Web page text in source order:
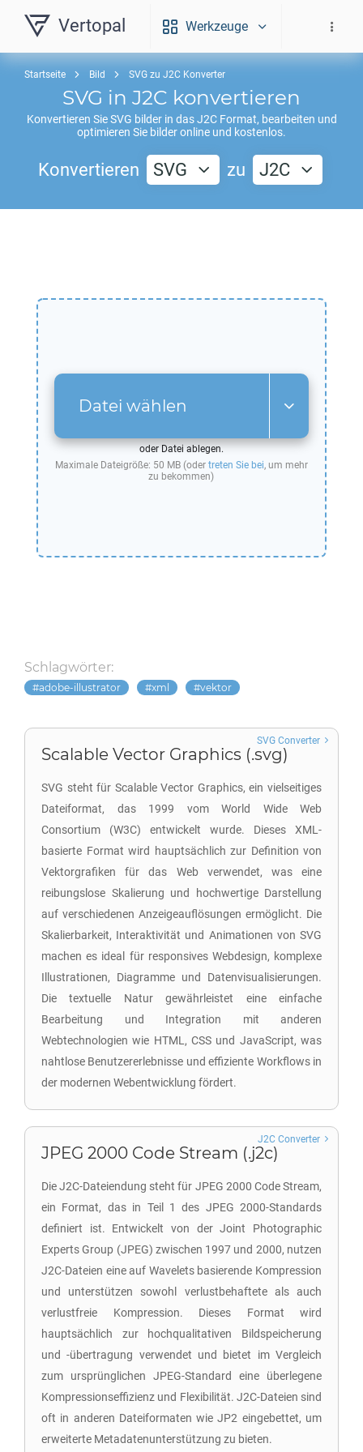
Vertopal Werkzeuge
Startseite Bild SVG zu J2C Konverter
SVG in J2C konvertieren
Konvertieren SieSVG bilder in dasJ2CFormat, bearbeiten und
optimieren Sie bilder online und kostenlos.
Konvertieren SVG zu J2C
Datei wählen
oder Datei ablegen.
Maximale Dateigröße: 50 MB (oder treten Sie bei, um mehr
zu bekommen)
Schlagwörter:
adobe-illustrator xml vektor
Scalable Vector Graphics (.svg)
SVG steht für Scalable Vector Graphics, ein vielseitiges
Dateiformat, das 1999 vom World Wide Web
Consortium (W3C) entwickelt wurde. Dieses XML-
basierte Format wird hauptsächlich zur Definition von
Vektorgrafiken für das Web verwendet, was eine
reibungslose Skalierung und hochwertige Darstellung
auf verschiedenen Anzeigeauflösungen ermöglicht. Die
Skalierbarkeit, Interaktivität und Animationen von SVG
machen es ideal für responsives Webdesign, komplexe
Illustrationen, Diagramme und Datenvisualisierungen.
Die textuelle Natur gewährleistet eine einfache
Bearbeitung und Integration mit anderen
Webtechnologien wie HTML, CSS und JavaScript, was
nahtlose Benutzererlebnisse und effiziente Workflows in
der modernen Webentwicklung fördert.
SVG Converter
JPEG 2000 Code Stream (.j2c)
Die J2C-Dateiendung steht für JPEG 2000 Code Stream,
ein Format, das in Teil 1 des JPEG 2000-Standards
definiert ist. Entwickelt von der Joint Photographic
Experts Group (JPEG) zwischen 1997 und 2000, nutzen
J2C-Dateien eine auf Wavelets basierende Kompression
und unterstützen sowohl verlustbehaftete als auch
verlustfreie Kompression. Dieses Format wird
hauptsächlich zur hochqualitativen Bildspeicherung
und -übertragung verwendet und bietet im Vergleich
zum ursprünglichen JPEG-Standard eine überlegene
Kompressionseffizienz und Flexibilität. J2C-Dateien sind
oft in anderen Dateiformaten wie JP2 eingebettet, um
erweiterte Metadatenunterstützung zu bieten.
J2C Converter